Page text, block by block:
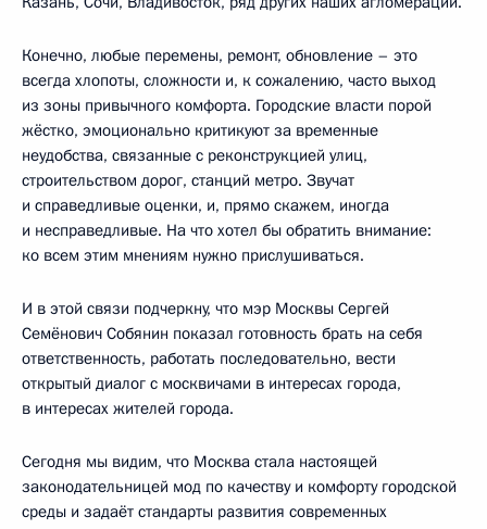
Конечно, любые перемены, ремонт, обновление – это
всегда хлопоты, сложности и, к сожалению, часто выход
из зоны привычного комфорта. Городские власти порой
жёстко, эмоционально критикуют за временные
неудобства, связанные с реконструкцией улиц,
строительством дорог, станций метро. Звучат
и справедливые оценки, и, прямо скажем, иногда
и несправедливые. На что хотел бы обратить внимание:
ко всем этим мнениям нужно прислушиваться.
И в этой связи подчеркну, что мэр Москвы Сергей
Семёнович Собянин показал готовность брать на себя
ответственность, работать последовательно, вести
открытый диалог с москвичами в интересах города,
в интересах жителей города.
Сегодня мы видим, что Москва стала настоящей
законодательницей мод по качеству и комфорту городской
среды и задаёт стандарты развития современных